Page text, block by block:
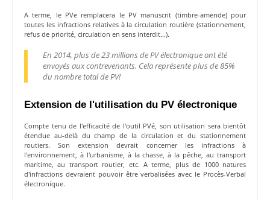
A terme, le PVe remplacera le PV manuscrit (timbre-amende) pour
toutes les infractions relatives à la circulation routière (stationnement,
refus de priorité, circulation en sens interdit...).
En 2014, plus de 23 millions de PV électronique ont été
envoyés aux contrevenants. Cela représente plus de 85%
du nombre total de PV!
Extension de l'utilisation du PV électronique
Compte tenu de l'efficacité de l'outil PVé, son utilisation sera bientôt
étendue au-delà du champ de la circulation et du stationnement
routiers. Son extension devrait concerner les infractions à
l'environnement, à l'urbanisme, à la chasse, à la pêche, au transport
maritime, au transport routier, etc. A terme, plus de 1000 natures
d'infractions devraient pouvoir être verbalisées avec le Procès-Verbal
électronique.